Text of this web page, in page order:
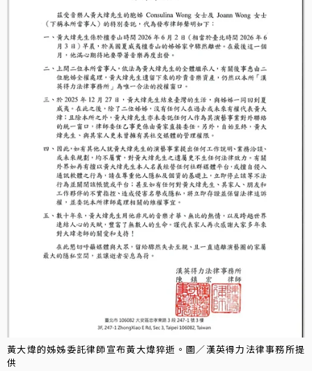
黃大煒的姊姊委託律師宣布黃大煒猝逝。圖／漢英得力法律事務所提
供